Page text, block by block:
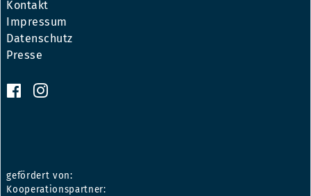
Kontakt
Impressum
Datenschutz
Presse
gefördert von:
Kooperationspartner: